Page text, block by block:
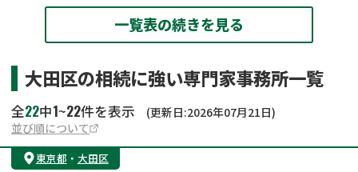
一覧表の続きを見る
大田区の相続に強い専門家事務所一覧
全22中1~22件を表示
(更新日:2026年07月21日)
並び順について
東京都 ・ 大田区